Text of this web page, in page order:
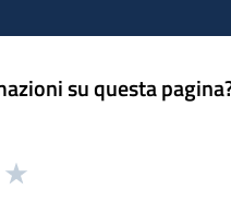
su questa